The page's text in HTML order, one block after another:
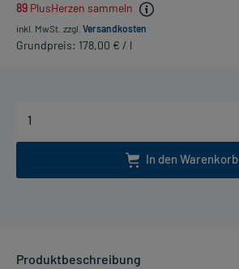
89 PlusHerzen sammeln
inkl. MwSt. zzgl. Versandkosten
Grundpreis: 178,00 € / l
In den Warenkorb
Produktbeschreibung